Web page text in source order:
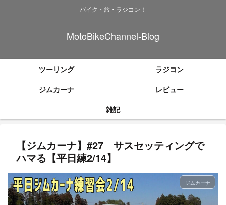
バイク・旅・ラジコン！
MotoBikeChannel-Blog
ツーリング
ラジコン
ジムカーナ
レビュー
雑記
【ジムカーナ】#27 サスセッティングで
ハマる【平日練2/14】
ジムカーナ